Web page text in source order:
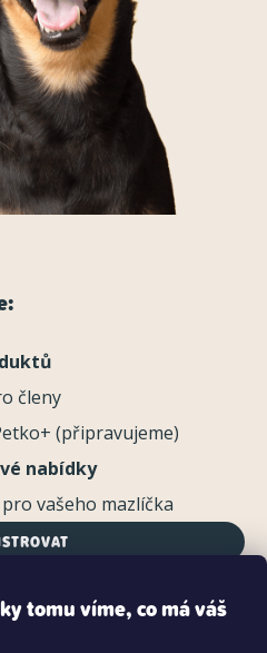
tomu víme, co má váš
členy
(připravujeme)
nabídky
pro vašeho mazlíčka